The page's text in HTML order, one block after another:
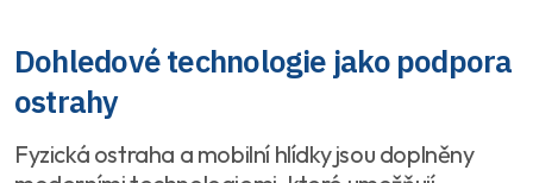
Dohledové technologie jako podpora
ostrahy
Fyzická ostraha a mobilní hlídky jsou doplněny